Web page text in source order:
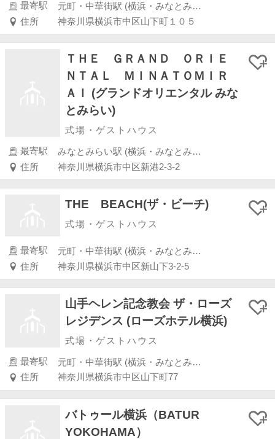
最寄駅
元町・中華街駅 (横浜・みなとみらい・新横浜・川崎)
住所
神奈川県横浜市中区山下町１０５
ＴＨＥ ＧＲＡＮＤ ＯＲＩＥ
ＮＴＡＬ ＭＩＮＡＴＯＭＩＲ
ＡＩ (グランドオリエンタル みな
とみらい)
式場・ゲストハウス
最寄駅
みなとみらい駅 (横浜・みなとみらい・新横浜・川崎)
住所
神奈川県横浜市中区新港2-3-2
THE BEACH(ザ・ビーチ)
式場・ゲストハウス
最寄駅
元町・中華街駅 (横浜・みなとみらい・新横浜・川崎)
住所
神奈川県横浜市中区新山下3-2-5
山手ヘレン記念教会 ザ・ローズ
レジデンス (ローズホテル横浜)
式場・ゲストハウス
最寄駅
元町・中華街駅 (横浜・みなとみらい・新横浜・川崎)
住所
神奈川県横浜市中区山下町77
バトゥール横浜（BATUR
YOKOHAMA）